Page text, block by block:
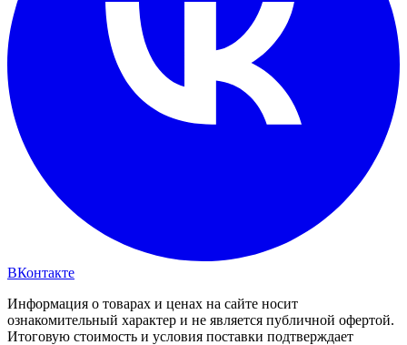
ВКонтакте
Информация о товарах и ценах на сайте носит
ознакомительный характер и не является публичной офертой.
Итоговую стоимость и условия поставки подтверждает